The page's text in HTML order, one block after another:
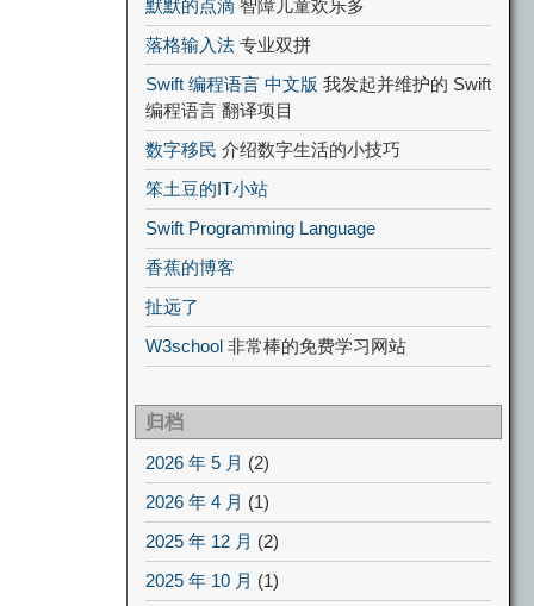
默默的点滴 智障儿童欢乐多
落格输入法 专业双拼
Swift 编程语言 中文版 我发起并维护的 Swift
编程语言 翻译项目
数字移民 介绍数字生活的小技巧
笨土豆的IT小站
Swift Programming Language
香蕉的博客
扯远了
W3school 非常棒的免费学习网站
归档
2026 年 5 月 (2)
2026 年 4 月 (1)
2025 年 12 月 (2)
2025 年 10 月 (1)